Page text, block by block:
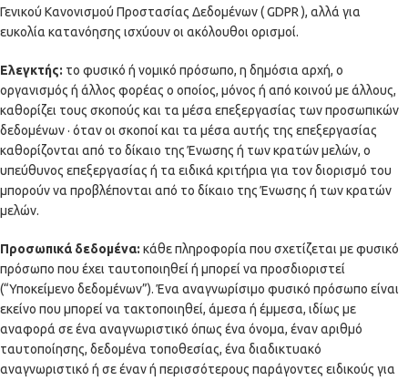
Γενικού Κανονισμού Προστασίας Δεδομένων ( GDPR ), αλλά για
ευκολία κατανόησης ισχύουν οι ακόλουθοι ορισμοί.
Ελεγκτής: το φυσικό ή νομικό πρόσωπο, η δημόσια αρχή, ο
οργανισμός ή άλλος φορέας ο οποίος, μόνος ή από κοινού με άλλους,
καθορίζει τους σκοπούς και τα μέσα επεξεργασίας των προσωπικών
δεδομένων · όταν οι σκοποί και τα μέσα αυτής της επεξεργασίας
καθορίζονται από το δίκαιο της Ένωσης ή των κρατών μελών, ο
υπεύθυνος επεξεργασίας ή τα ειδικά κριτήρια για τον διορισμό του
μπορούν να προβλέπονται από το δίκαιο της Ένωσης ή των κρατών
μελών.
Προσωπικά δεδομένα: κάθε πληροφορία που σχετίζεται με φυσικό
πρόσωπο που έχει ταυτοποιηθεί ή μπορεί να προσδιοριστεί
(“Υποκείμενο δεδομένων”). Ένα αναγνωρίσιμο φυσικό πρόσωπο είναι
εκείνο που μπορεί να τακτοποιηθεί, άμεσα ή έμμεσα, ιδίως με
αναφορά σε ένα αναγνωριστικό όπως ένα όνομα, έναν αριθμό
ταυτοποίησης, δεδομένα τοποθεσίας, ένα διαδικτυακό
αναγνωριστικό ή σε έναν ή περισσότερους παράγοντες ειδικούς για